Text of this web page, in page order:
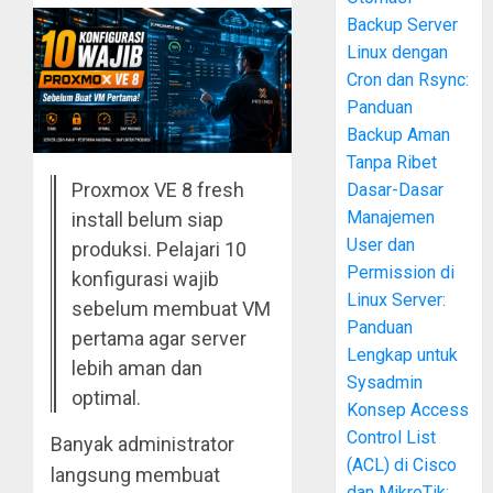
Proxmox VE 8 fresh
install belum siap
produksi. Pelajari 10
konfigurasi wajib
sebelum membuat VM
pertama agar server
lebih aman dan
optimal.
Banyak administrator
langsung membuat
Backup Server
Linux dengan
Cron dan Rsync:
Panduan
Backup Aman
Tanpa Ribet
Dasar-Dasar
Manajemen
User dan
Permission di
Linux Server:
Panduan
Lengkap untuk
Sysadmin
Konsep Access
Control List
(ACL) di Cisco